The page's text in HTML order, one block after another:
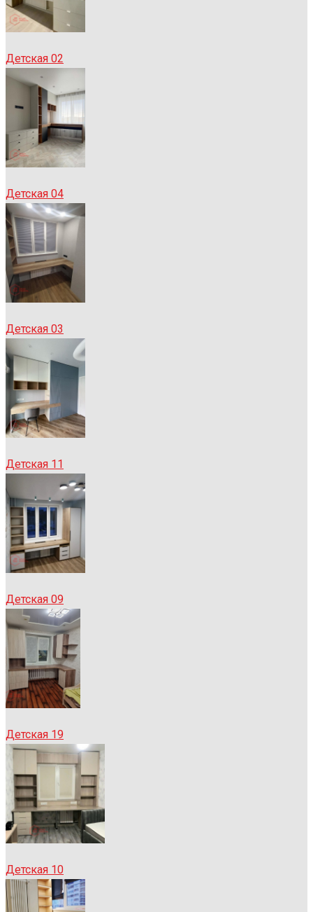
Детская 02
Детская 04
Детская 03
Детская 11
Детская 09
Детская 19
Детская 10